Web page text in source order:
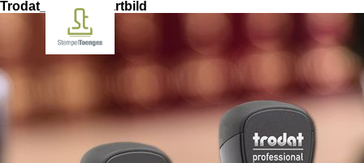
Trodat_9x5cm_Startbild